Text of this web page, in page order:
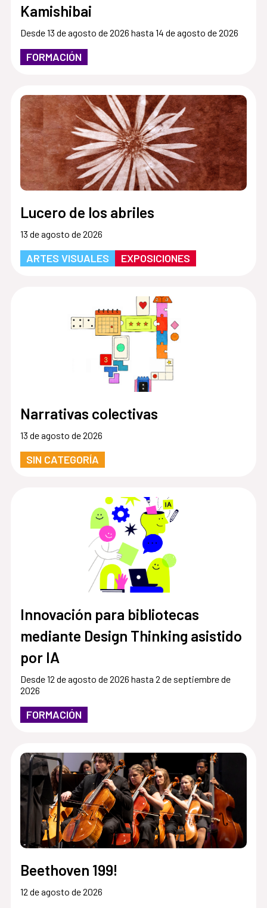
Kamishibai
Desde 13 de agosto de 2026 hasta 14 de agosto de 2026
FORMACIÓN
Lucero de los abriles
13 de agosto de 2026
ARTES VISUALES EXPOSICIONES
Narrativas colectivas
13 de agosto de 2026
SIN CATEGORÍA
Innovación para bibliotecas
mediante Design Thinking asistido
por IA
Desde 12 de agosto de 2026 hasta 2 de septiembre de
2026
FORMACIÓN
Beethoven 199!
12 de agosto de 2026